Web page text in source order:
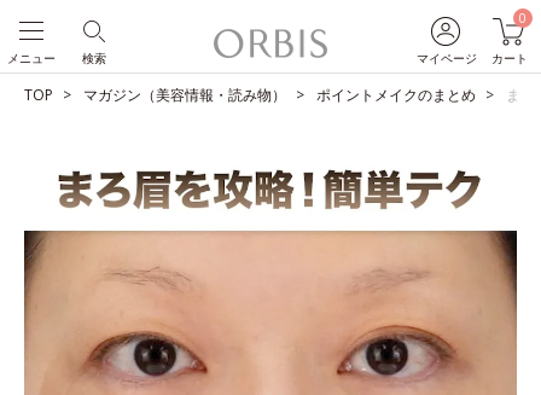
マイページ
0
カート
検索
メニュー
TOP マガジン（美容情報・読み物） ポイントメイクのまとめ まろ